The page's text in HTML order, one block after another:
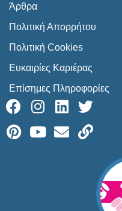
Άρθρα
Πολιτική Απορρήτου
Πολιτική Cookies
Ευκαιρίες Καριέρας
Επίσημες Πληροφορίες